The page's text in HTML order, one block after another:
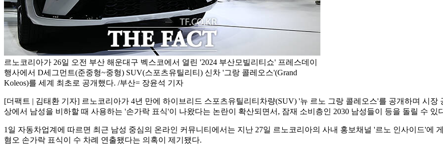
르노코리아가 26일 오전 부산 해운대구 벡스코에서 열린 '2024 부산모빌리티쇼' 프레스데이
행사에서 D세그먼트(준중형~중형) SUV(스포츠유틸리티) 신차 '그랑 콜레오스'(Grand
Koleos)를 세계 최초로 공개했다. /부산= 장윤석 기자
[더팩트 | 김태환 기자] 르노코리아가 4년 만에 하이브리드 스포츠유틸리티차량(SUV) '뉴 르노 그랑 콜레오스'를 공개하며 시
상에서 남성을 비하할 때 사용하는 '손가락 표식'이 나왔다는 논란이 확산되면서, 잠재 소비층인 2030 남성들이 등을 돌릴 수 있
1일 자동차업계에 따르면 최근 남성 중심의 온라인 커뮤니티에서는 지난 27일 르노코리아의 사내 홍보채널 '르노 인사이드'에
혐오 손가락 표식이 수 차례 연출됐다는 의혹이 제기됐다.